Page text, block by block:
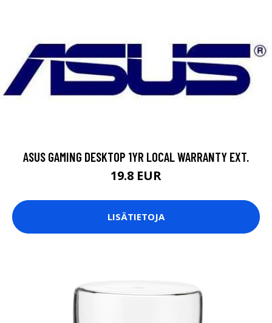
ASUS GAMING DESKTOP 1YR LOCAL WARRANTY EXT.
19.8 EUR
LISÄTIETOJA